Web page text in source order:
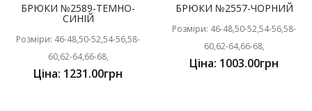
БРЮКИ №2589-ТЕМНО-
СИНІЙ
Розміри: 46-48,50-52,54-56,58-
60,62-64,66-68,
Ціна: 1231.00грн
БРЮКИ №2557-ЧОРНИЙ
Розміри: 46-48,50-52,54-56,58-
60,62-64,66-68,
Ціна: 1003.00грн